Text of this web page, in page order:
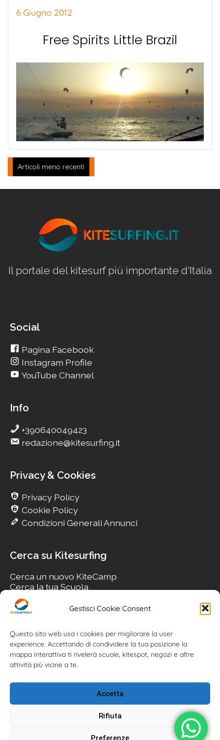
Gestisci Cookie Consent
Questo sito web usa i cookies per migliorare la user
experience. Accettando di condividere la tua posizione la
mappa interattiva ti rivelerà scuole, kitespot, negozi e altre
attività più vicine a te.
Accetta
Rifiuta
Preferenze
6 Giugno 2012
Free Spirits Little Brazil
Navigazione
articoli
Articoli meno recenti
Il portale del kitesurf più importante d'Italia
Social
Pagina Facebook
Instagram Profile
YouTube Channel
Info
+390640049423
redazione@kitesurfing.it
Privacy & Cookies
Privacy Policy
Cookie Policy
Condizioni Generali Annunci
Cerca su Kitesurfing
Cerca un nuovo KiteCamp
Cerca la tua Scuola
Cerca il tuo KiteSpot
Cerca Accommodation
Cerca il tuo Usato